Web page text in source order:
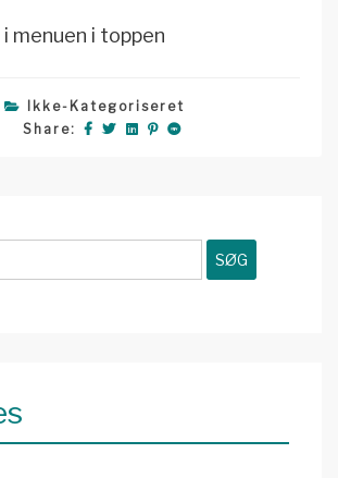
menuen i toppen
Ikke-Kategoriseret
Share: